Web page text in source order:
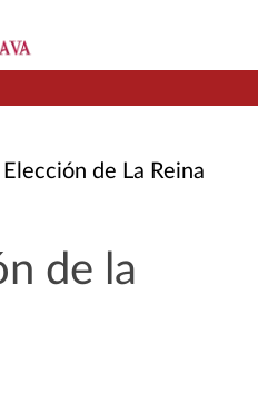
Elección de La Reina
de la